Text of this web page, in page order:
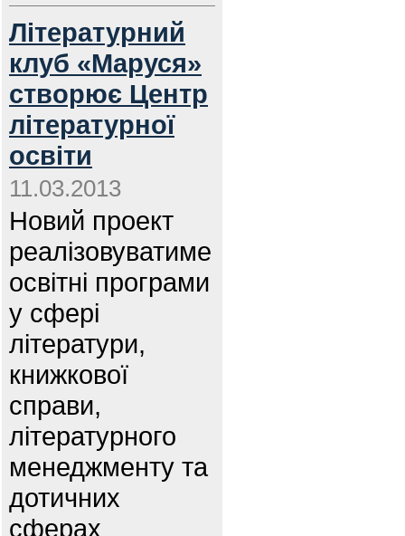
Літературний
клуб «Маруся»
створює Центр
літературної
освіти
11.03.2013
Новий проект
реалізовуватиме
освітні програми
у сфері
літератури,
книжкової
справи,
літературного
менеджменту та
дотичних
сферах